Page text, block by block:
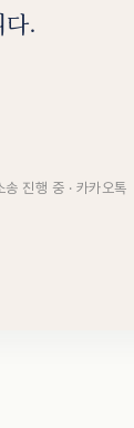
.
진행 중 · 카카오톡